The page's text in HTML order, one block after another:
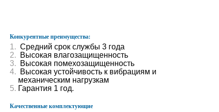
Конкурентные преимущества:
Средний срок службы 3 года
Высокая влагозащищенность
Высокая помехозащищенность
Высокая устойчивость к вибрациям и
механическим нагрузкам
Гарантия 1 год.
Качественные комплектующие